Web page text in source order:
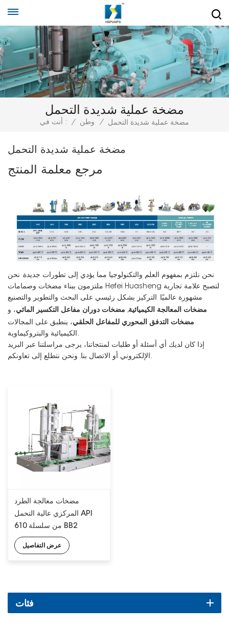
مضخة عملية شديدة التحمل
أنت في : / وطن / مضخة عملية شديدة التحمل
مضخة عملية شديدة التحمل
مرجع معلمة المنتج
نحن نلتزم بمفهوم العلم والتكنولوجيا مما يؤدي إلى تطورات جديدة. نحن
ملتزمون ببناء مضخات وصمامات Hefei Huasheng لتصبح علامة تجارية
مشهورة عالميًا. التركيز بشكل رئيسي على البحث والتطوير والتصنيع
مضخات المعالجة الكيميائية, مضخات دوران مفاعل التكسير المائي، و
مضخات التدفق المحوري للمفاعل الحلقي، ينطبق على المجالات
الكيميائية والبتروكيماوية.
إذا كان لديك أي أسئلة أو طلبات لمنتجاتنا، يرجى مراسلتنا عبر البريد
الإلكتروني أو الاتصال بنا. ونحن نتطلع إلى تعاونكم.
مضخات معالجة الطرد
المركزي عالية التحمل API
610 من سلسلة BB2
عرض التفاصيل
فئات